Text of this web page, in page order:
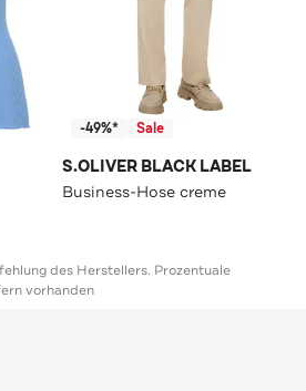
-49%* Sale
S.OLIVER BLACK LABEL
Business-Hose creme
des Herstellers. Prozentuale
vorhanden